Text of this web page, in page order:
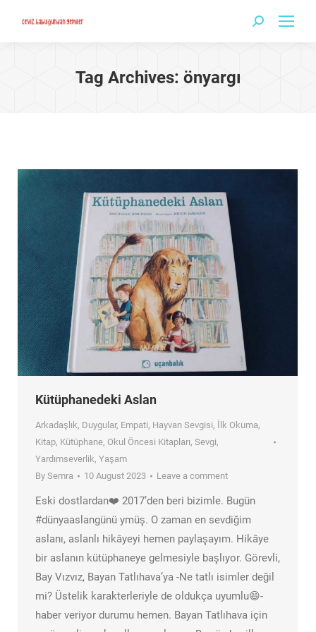
Search:
Tag Archives: önyargı
Kütüphanedeki Aslan
Arkadaşlık, Duygular, Empati, Hayvan Sevgisi, İlk Okuma,
Kitap, Kütüphane, Okul Öncesi Kitapları, Sevgi,
Yardımseverlik, Yaşam
By Semra 10 August 2023 Leave a comment
Eski dostlardan❤️ 2017’den beri bizimle. Bugün
#dünyaaslangünü ymüş. O zaman en sevdiğim
aslanı, aslanlı hikâyeyi hemen paylaşayım. Hikâye
bir aslanın kütüphaneye gelmesiyle başlıyor. Görevli,
Bay Vızvız, Bayan Tatlıhava’ya -Ne tatlı isimler değil
mi? Üstelik karakterleriyle de oldukça uyumlu😄-
haber veriyor durumu hemen. Bayan Tatlıhava için